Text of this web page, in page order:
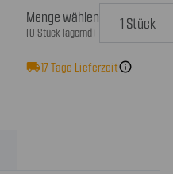
Menge wählen
(0 Stück lagernd)
local_shipping17Tage Lieferzeitinfo